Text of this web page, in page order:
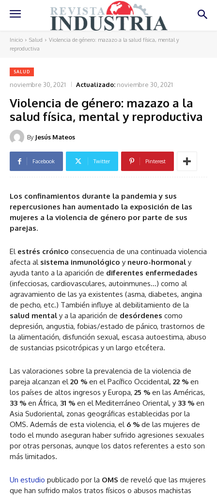
Inicio Salud
Violencia de género: mazazo a la salud física, mental y
reproductiva
SALUD
noviembre 30, 2021 Actualizado: noviembre 30, 2021
Violencia de género: mazazo a la
salud física, mental y reproductiva
By Jesús Mateos
Facebook Twitter Pinterest
Los confinamientos durante la pandemia y sus
repercusiones han aumentado la exposición de las
mujeres a la violencia de género por parte de sus
parejas.
El estrés crónico consecuencia de una continuada violencia
afecta al sistema inmunológico y neuro-hormonal y
ayuda tanto a la aparición de diferentes enfermedades
(infecciosas, cardiovasculares, autoinmunes…) como al
agravamiento de las ya existentes (asma, diabetes, angina
de pecho, etc.) También influye al debilitamiento de la
salud mental y a la aparición de desórdenes como
depresión, angustia, fobias/estado de pánico, trastornos de
la alimentación, disfunción sexual, escasa autoestima, abuso
de sustancias psicotrópicas y un largo etcétera.
Las valoraciones sobre la prevalencia de la violencia de
pareja alcanzan el20 % en el Pacífico Occidental, 22 % en
los países de altos ingresos y Europa, 25 % en las Américas,
33 % en África, 31 % en el Mediterráneo Oriental, y 33 % en
Asia Sudoriental, zonas geográficas establecidas por la
OMS. Además de esta violencia, el6 % de las mujeres de
todo el mundo aseguran haber sufrido agresiones sexuales
por otras personas, aunque los datos referentes a esto son
más limitados.
Un estudio publicado por la OMS de reveló que las mujeres
que han sufrido malos tratos físicos o abusos machistas